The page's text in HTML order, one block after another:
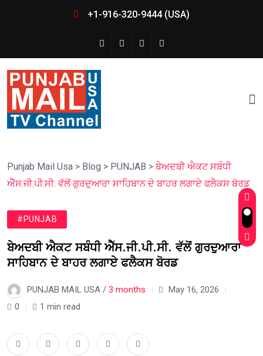
+1-916-320-9444 (USA)
Punjab Mail Usa > Blog > PUNJAB >ਬੇਅਦਬੀ ਐਕਟ ਸਬੰਧੀ
ਐੱਸ.ਜੀ.ਪੀ.ਸੀ. ਵੱਲੋਂ ਗੁਰਦੁਆਰਾ ਸਾਹਿਬਾਨ ਦੇ ਬਾਹਰ ਲਗਾਏ ਫਲੈਕਸ ਬੋਰਡ
#PUNJAB
ਬੇਅਦਬੀ ਐਕਟ ਸਬੰਧੀ ਐੱਸ.ਜੀ.ਪੀ.ਸੀ. ਵੱਲੋਂ ਗੁਰਦੁਆਰਾ
ਸਾਹਿਬਾਨ ਦੇ ਬਾਹਰ ਲਗਾਏ ਫਲੈਕਸ ਬੋਰਡ
PUNJAB MAIL USA / 3 months
May 16, 2026
0
1 min read